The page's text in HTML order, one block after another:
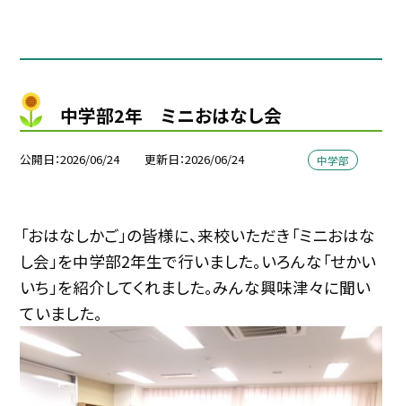
中学部2年 ミニおはなし会
公開日 2026/06/24 更新日 2026/06/24 中学部
「おはなしかご」の皆様に、来校いただき「ミニおはな
し会」を中学部2年生で行いました。いろんな「せかい
いち」を紹介してくれました。みんな興味津々に聞い
ていました。